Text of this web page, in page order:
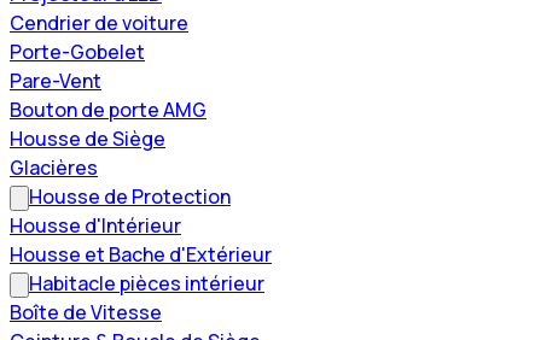
Cendrier de voiture
Porte-Gobelet
Pare-Vent
Bouton de porte AMG
Housse de Siège
Glacières
Housse de Protection
Housse d'Intérieur
Housse et Bache d'Extérieur
Habitacle pièces intérieur
Boîte de Vitesse